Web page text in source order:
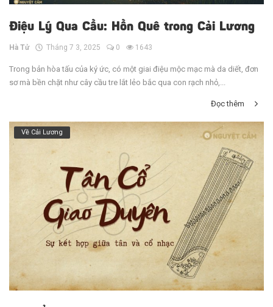
Điệu Lý Qua Cầu: Hồn Quê trong Cải Lương
Hà Tử Tháng 7 3, 2025 0 1643
Trong bản hòa tấu của ký ức, có một giai điệu mộc mạc mà da diết, đơn
sơ mà bền chặt như cây cầu tre lắt lẻo bắc qua con rạch nhỏ,...
Đọc thêm
Về Cải Lương